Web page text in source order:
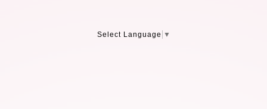
Select Language ▼